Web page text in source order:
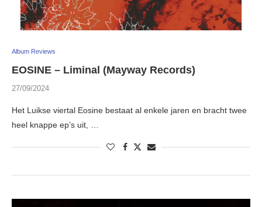
Album Reviews
EOSINE – Liminal (Mayway Records)
27/09/2024
Het Luikse viertal Eosine bestaat al enkele jaren en bracht twee
heel knappe ep’s uit, …